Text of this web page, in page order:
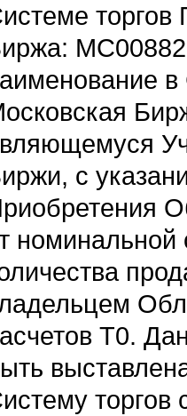
с
номинальной
Т0.
торгов